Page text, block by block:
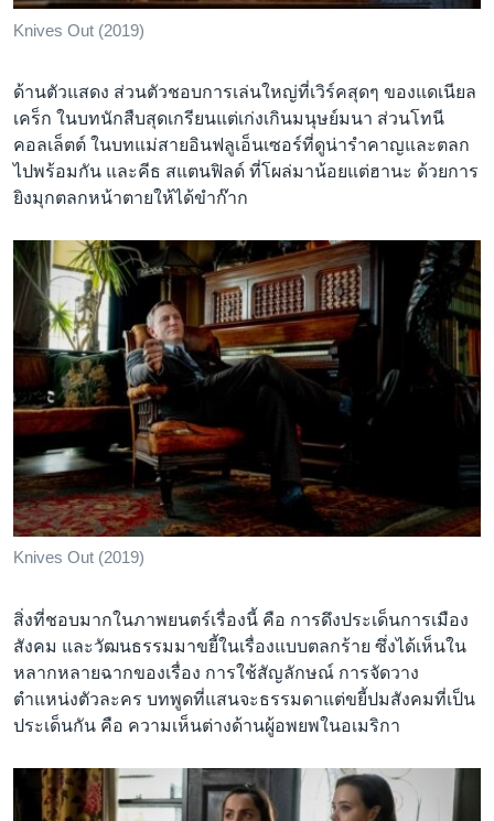
Knives Out (2019)
ด้านตัวแสดง ส่วนตัวชอบการเล่นใหญ่ที่เวิร์คสุดๆ ของแดเนียล
เคร็ก ในบทนักสืบสุดเกรียนแต่เก่งเกินมนุษย์มนา ส่วนโทนี
คอลเล็ตต์ ในบทแม่สายอินฟลูเอ็นเซอร์ที่ดูน่ารำคาญและตลก
ไปพร้อมกัน และคีธ สแตนฟิลด์ ที่โผล่มาน้อยแต่ฮานะ ด้วยการ
ยิงมุกตลกหน้าตายให้ได้ขำก๊าก
Knives Out (2019)
สิ่งที่ชอบมากในภาพยนตร์เรื่องนี้ คือ การดึงประเด็นการเมือง
สังคม และวัฒนธรรมมาขยี้ในเรื่องแบบตลกร้าย ซึ่งได้เห็นใน
หลากหลายฉากของเรื่อง การใช้สัญลักษณ์ การจัดวาง
ตำแหน่งตัวละคร บทพูดที่แสนจะธรรมดาแต่ขยี้ปมสังคมที่เป็น
ประเด็นกัน คือ ความเห็นต่างด้านผู้อพยพในอเมริกา